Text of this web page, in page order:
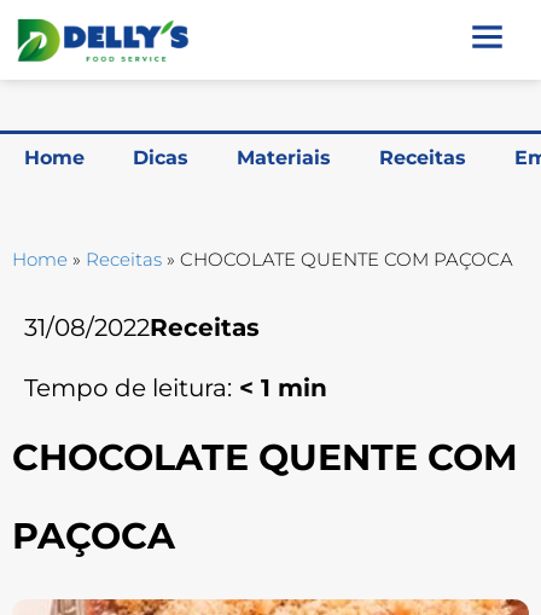
Home Dicas Materiais Receitas
Home » Receitas » CHOCOLATE QUENTE COM PAÇOCA
31/08/2022Receitas
Tempo de leitura: < 1 min
CHOCOLATE QUENTE COM
PAÇOCA